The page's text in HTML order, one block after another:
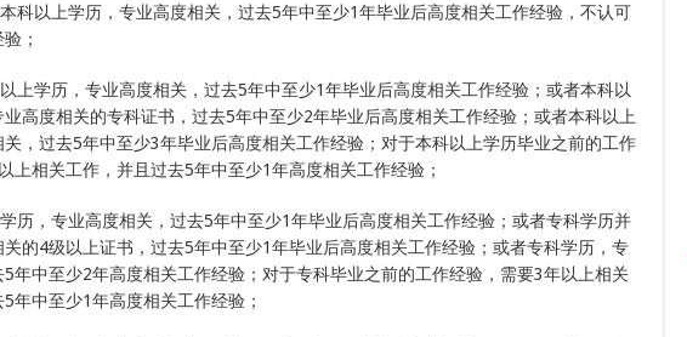
科以上学历，专业高度相关，过去5年中至少1年毕业后高度相关工作经验，不认可
；
上学历，专业高度相关，过去5年中至少1年毕业后高度相关工作经验；或者本科以
业高度相关的专科证书，过去5年中至少2年毕业后高度相关工作经验；或者本科以上
，过去5年中至少3年毕业后高度相关工作经验；对于本科以上学历毕业之前的工作
上相关工作，并且过去5年中至少1年高度相关工作经验；
历，专业高度相关，过去5年中至少1年毕业后高度相关工作经验；或者专科学历并
的4级以上证书，过去5年中至少1年毕业后高度相关工作经验；或者专科学历，专
5年中至少2年高度相关工作经验；对于专科毕业之前的工作经验，需要3年以上相关
年中至少1年高度相关工作经验；